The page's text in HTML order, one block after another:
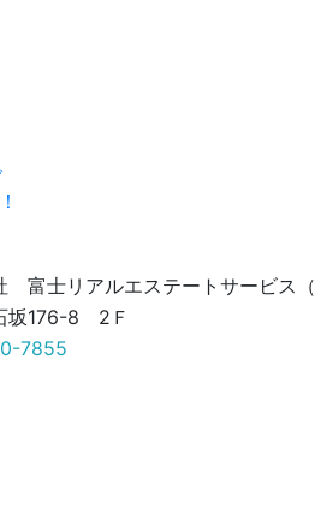
富士リアルエステートサービス（
坂176-8 2Ｆ
7855